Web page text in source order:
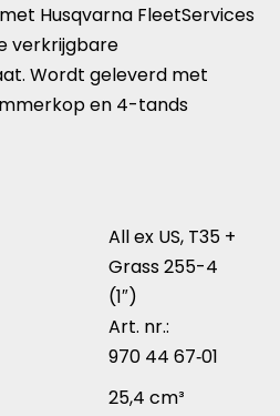
Husqvarna FleetServices
verkrijgbare
Wordt geleverd met
en 4-tands
All ex US, T35 +
Grass 255-4
(1″)
Art. nr.:
970 44 67‑01
25,4 cm³